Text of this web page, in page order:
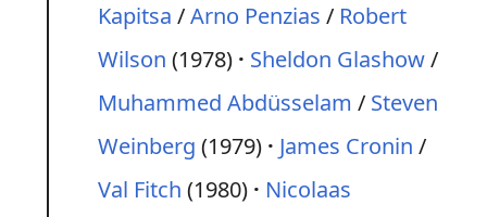
Kapitsa /Arno Penzias / Robert
Wilson (1978) Sheldon Glashow/
Muhammed Abdüsselam / Steven
Weinberg (1979) James Cronin /
Val Fitch (1980)
Nicolaas